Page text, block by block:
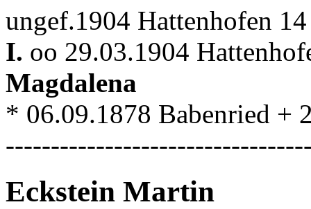
ungef.1904 Hattenhofen
I. oo 29.03.1904
Magdalena
* 06.09.1878 Babenried +
Eckstein Martin